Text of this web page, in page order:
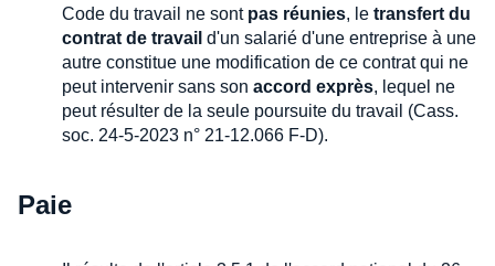
Code du travail ne sont pas réunies, le transfert du
contrat de travail d'un salarié d'une entreprise à une
autre constitue une modification de ce contrat qui ne
peut intervenir sans son accord exprès, lequel ne
peut résulter de la seule poursuite du travail (Cass.
soc. 24-5-2023 n° 21-12.066 F-D).
Paie